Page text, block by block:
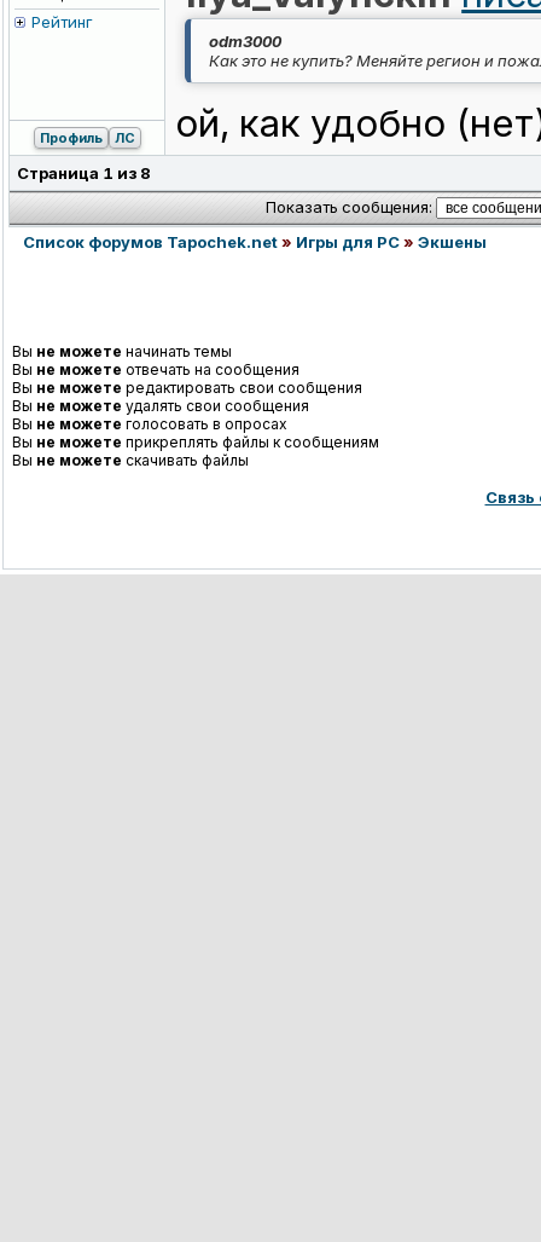
Рейтинг
odm3000
Как это не купить? Меняйте регион и
ой, как удобно
Профиль ЛС
Страница 1 из 8
Показать сообщения:
Список форумов Tapochek.net» Игры для PC» Экшены
Вы не можете начинать темы
Вы не можете отвечать на сообщения
Вы не можете редактировать свои сообщения
Вы не можете удалять свои сообщения
Вы не можете голосовать в опросах
Вы не можете прикреплять файлы к сообщениям
Вы не можете скачивать файлы